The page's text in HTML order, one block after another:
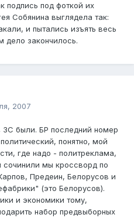
подпись под фоткой их
Собянина выглядела так:
и пытались изъять весь
закончилось.
2007
были. БР последний номер
понятно, мой
где надо - политреклама,
сочинили мы кроссворд по
Предеин, Белорусов и
(это Белорусов).
и экономики тому,
набор предвыборных